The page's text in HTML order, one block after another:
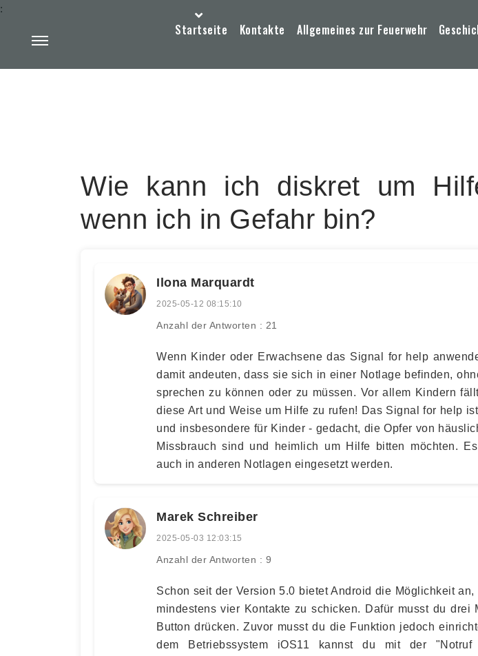
Startseite Kontakte Allgemeines zur Feuerwehr
:
Wie kann ich diskret um
wenn ich in Gefahr bin?
Ilona Marquardt
2025-05-12 08:15:10
Anzahl der Antworten : 21
Wenn Kinder oder Erwachsene das Signal for help
damit andeuten, dass sie sich in einer Notlage befinden,
sprechen zu können oder zu müssen. Vor allem Kindern
diese Art und Weise um Hilfe zu rufen! Das Signal for help
und insbesondere für Kinder - gedacht, die Opfer von
Missbrauch sind und heimlich um Hilfe bitten möchten.
auch in anderen Notlagen eingesetzt werden.
Marek Schreiber
2025-05-03 12:03:15
Anzahl der Antworten : 9
Schon seit der Version 5.0 bietet Android die Möglichkeit an,
mindestens vier Kontakte zu schicken. Dafür musst du drei
Button drücken. Zuvor musst du die Funktion jedoch
dem Betriebssystem iOS11 kannst du mit der "Notruf